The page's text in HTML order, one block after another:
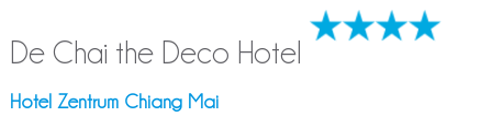
De Chai the Deco Hotel
Hotel Zentrum Chiang Mai